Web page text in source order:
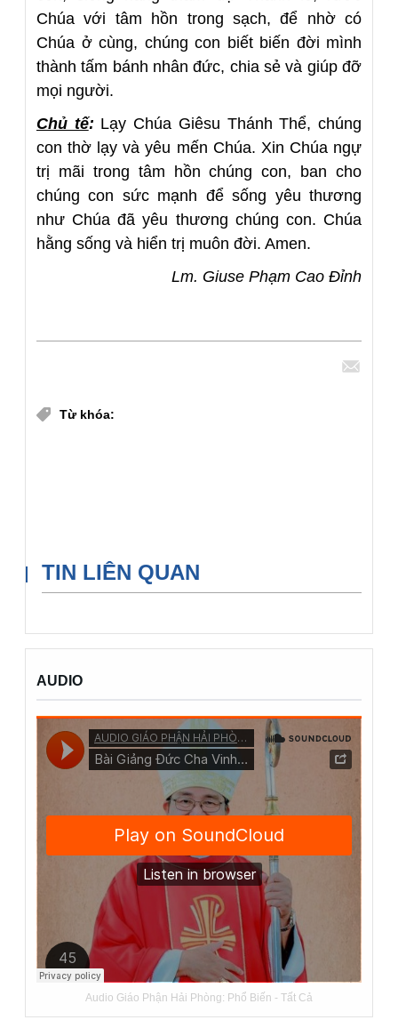
Chúa với tâm hồn trong sạch, để nhờ có
Chúa ở cùng, chúng con biết biến đời mình
thành tấm bánh nhân đức, chia sẻ và giúp đỡ
mọi người.
Chủ tế: Lạy Chúa Giêsu Thánh Thể, chúng
con thờ lạy và yêu mến Chúa. Xin Chúa ngự
trị mãi trong tâm hồn chúng con, ban cho
chúng con sức mạnh để sống yêu thương
như Chúa đã yêu thương chúng con. Chúa
hằng sống và hiển trị muôn đời. Amen.
Lm. Giuse Phạm Cao Đỉnh
Từ khóa:
TIN LIÊN QUAN
AUDIO
Audio Giáo Phận Hải Phòng: Phổ Biến - Tất Cả